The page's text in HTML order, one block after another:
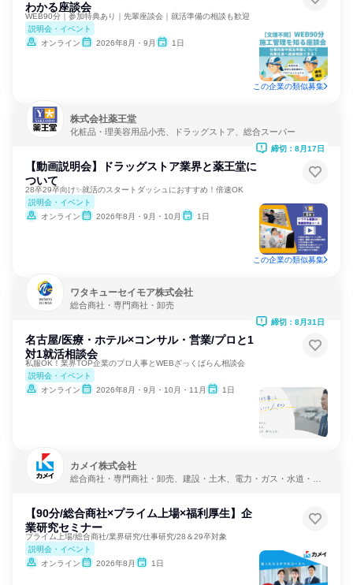
わかる座談会
WEB90分｜参加特典あり｜先輩座談会｜就活準備の相談も歓迎
説明会・イベント
オンライン
2026年8月・9月 1日
この企業の類似募集
株式会社薬王堂
化粧品・理美容用品小売、ドラッグストア、総合スーパー
【動画説明会】ドラッグストア業界と薬王堂に
ついて
28卒29卒向け✨就活のスタートダッシュにおすすめ！倍速OK
説明会・イベント
オンライン
2026年8月・9月・10月 1日
締切：8月17日
この企業の類似募集
ワタキューセイモア株式会社
総合商社・専門商社・卸売
名古屋/医療・ホテル×コンサル・営業/プロと1
対1就活相談会
私服OK！業界TOP企業のプロ人事とWEBざっくばらん相談会
説明会・イベント
オンライン
2026年8月・9月・10月・11月 1日
締切：8月31日
カメイ株式会社
総合商社・専門商社・卸売、建設・土木、電力・ガス・水道・エ
【90分/総合商社×プライム上場×福利厚生】企
業研究セミナー
プライム上場/総合商社/業界研究/仕事研究/28＆29卒対象
説明会・イベント
オンライン
2026年8月 1日